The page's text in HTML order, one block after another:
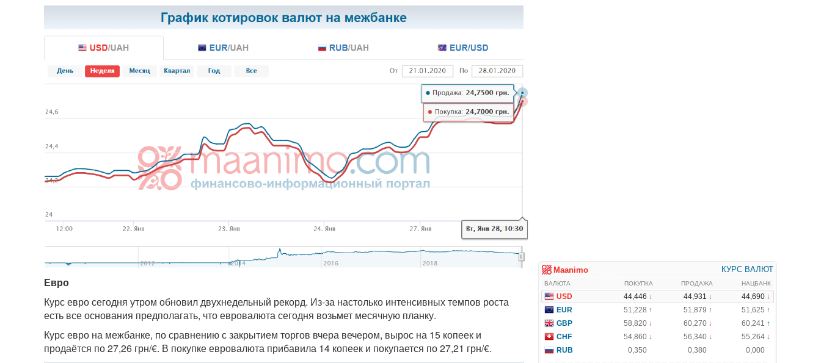
Евро
Курс евро сегодня утром обновил двухнедельный рекорд. Из-за настолько интенсивных темпов роста
есть все основания предполагать, что евровалюта сегодня возьмет месячную планку.
Курс евро на межбанке, по сравнению с закрытием торгов вчера вечером, вырос на 15 копеек и
продаётся по 27,26 грн/€. В покупке евровалюта прибавила 14 копеек и покупается по 27,21 грн/€.